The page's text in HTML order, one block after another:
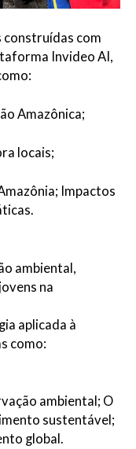
construídas com
Invideo AI,
Amazônica;
locais;
Impactos
ambiental,
na
aplicada à
como:
ambiental; O
sustentável;
global.